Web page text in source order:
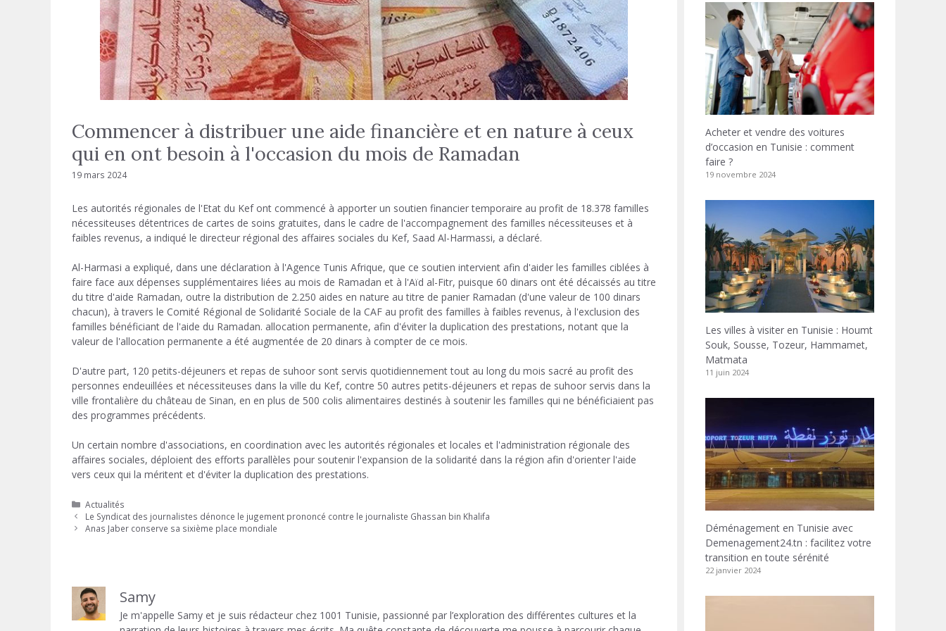
Commencer à distribuer une aide financière et en nature à ceux
qui en ont besoin à l'occasion du mois de Ramadan
19 mars 2024
Les autorités régionales de l'Etat du Kef ont commencé à apporter un soutien financier temporaire au profit de 18.378 familles
nécessiteuses détentrices de cartes de soins gratuites, dans le cadre de l'accompagnement des familles nécessiteuses et à
faibles revenus, a indiqué le directeur régional des affaires sociales du Kef, Saad Al-Harmassi, a déclaré.
Al-Harmasi a expliqué, dans une déclaration à l'Agence Tunis Afrique, que ce soutien intervient afin d'aider les familles ciblées à
faire face aux dépenses supplémentaires liées au mois de Ramadan et à l'Aïd al-Fitr, puisque 60 dinars ont été décaissés au titre
du titre d'aide Ramadan, outre la distribution de 2.250 aides en nature au titre de panier Ramadan (d'une valeur de 100 dinars
chacun), à travers le Comité Régional de Solidarité Sociale de la CAF au profit des familles à faibles revenus, à l'exclusion des
familles bénéficiant de l'aide du Ramadan. allocation permanente, afin d'éviter la duplication des prestations, notant que la
valeur de l'allocation permanente a été augmentée de 20 dinars à compter de ce mois.
D'autre part, 120 petits-déjeuners et repas de suhoor sont servis quotidiennement tout au long du mois sacré au profit des
personnes endeuillées et nécessiteuses dans la ville du Kef, contre 50 autres petits-déjeuners et repas de suhoor servis dans la
ville frontalière du château de Sinan, en en plus de 500 colis alimentaires destinés à soutenir les familles qui ne bénéficiaient pas
des programmes précédents.
Un certain nombre d'associations, en coordination avec les autorités régionales et locales et l'administration régionale des
affaires sociales, déploient des efforts parallèles pour soutenir l'expansion de la solidarité dans la région afin d'orienter l'aide
vers ceux qui la méritent et d'éviter la duplication des prestations.
Catégories
Actualités
Le Syndicat des journalistes dénonce le jugement prononcé contre le journaliste Ghassan bin Khalifa
Anas Jaber conserve sa sixième place mondiale
Samy
Je m'appelle Samy et je suis rédacteur chez 1001 Tunisie, passionné par l’exploration des différentes cultures et la
Acheter et vendre des voitures
d’occasion en Tunisie : comment
faire ?
19 novembre 2024
Les villes à visiter en Tunisie : Houmt
Souk, Sousse, Tozeur, Hammamet,
Matmata
11 juin 2024
Déménagement en Tunisie avec
Demenagement24.tn : facilitez votre
transition en toute sérénité
22 janvier 2024